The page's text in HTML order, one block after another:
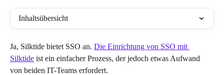
Inhaltsübersicht
Ja, Silktide bietet SSO an. Die Einrichtung von SSO mit
Silktide ist ein einfacher Prozess, der jedoch etwas Aufwand
von beiden IT-Teams erfordert.